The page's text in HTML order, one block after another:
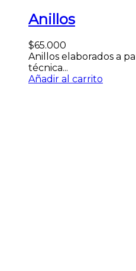
Anillos
$65.000
Anillos elaborados a
técnica...
Añadir al carrito